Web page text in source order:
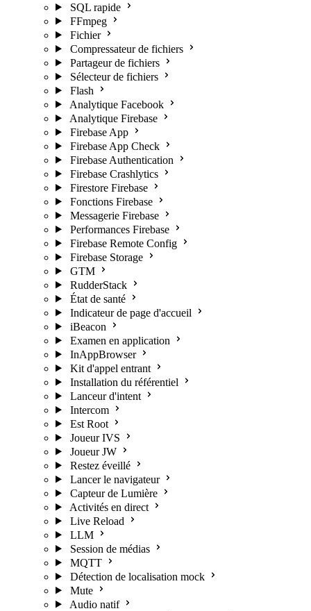
SQL rapide
FFmpeg
Fichier
Compressateur de fichiers
Partageur de fichiers
Sélecteur de fichiers
Flash
Analytique Facebook
Analytique Firebase
Firebase App
Firebase App Check
Firebase Authentication
Firebase Crashlytics
Firestore Firebase
Fonctions Firebase
Messagerie Firebase
Performances Firebase
Firebase Remote Config
Firebase Storage
GTM
RudderStack
État de santé
Indicateur de page d'accueil
iBeacon
Examen en application
InAppBrowser
Kit d'appel entrant
Installation du référentiel
Lanceur d'intent
Intercom
Est Root
Joueur IVS
Joueur JW
Restez éveillé
Lancer le navigateur
Capteur de Lumière
Activités en direct
Live Reload
LLM
Session de médias
MQTT
Détection de localisation mock
Mute
Audio natif